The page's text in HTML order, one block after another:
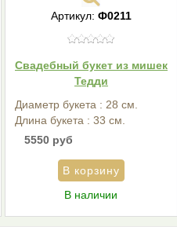
Артикул: Ф0211
Свадебный букет из мишек
Тедди
Диаметр букета : 28 см.
Длина букета : 33 см.
5550 руб
В наличии